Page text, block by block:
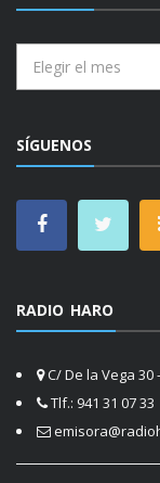
SÍGUENOS
RADIO HARO
C/ De la Vega 30
Tlf.: 941 31 07 33